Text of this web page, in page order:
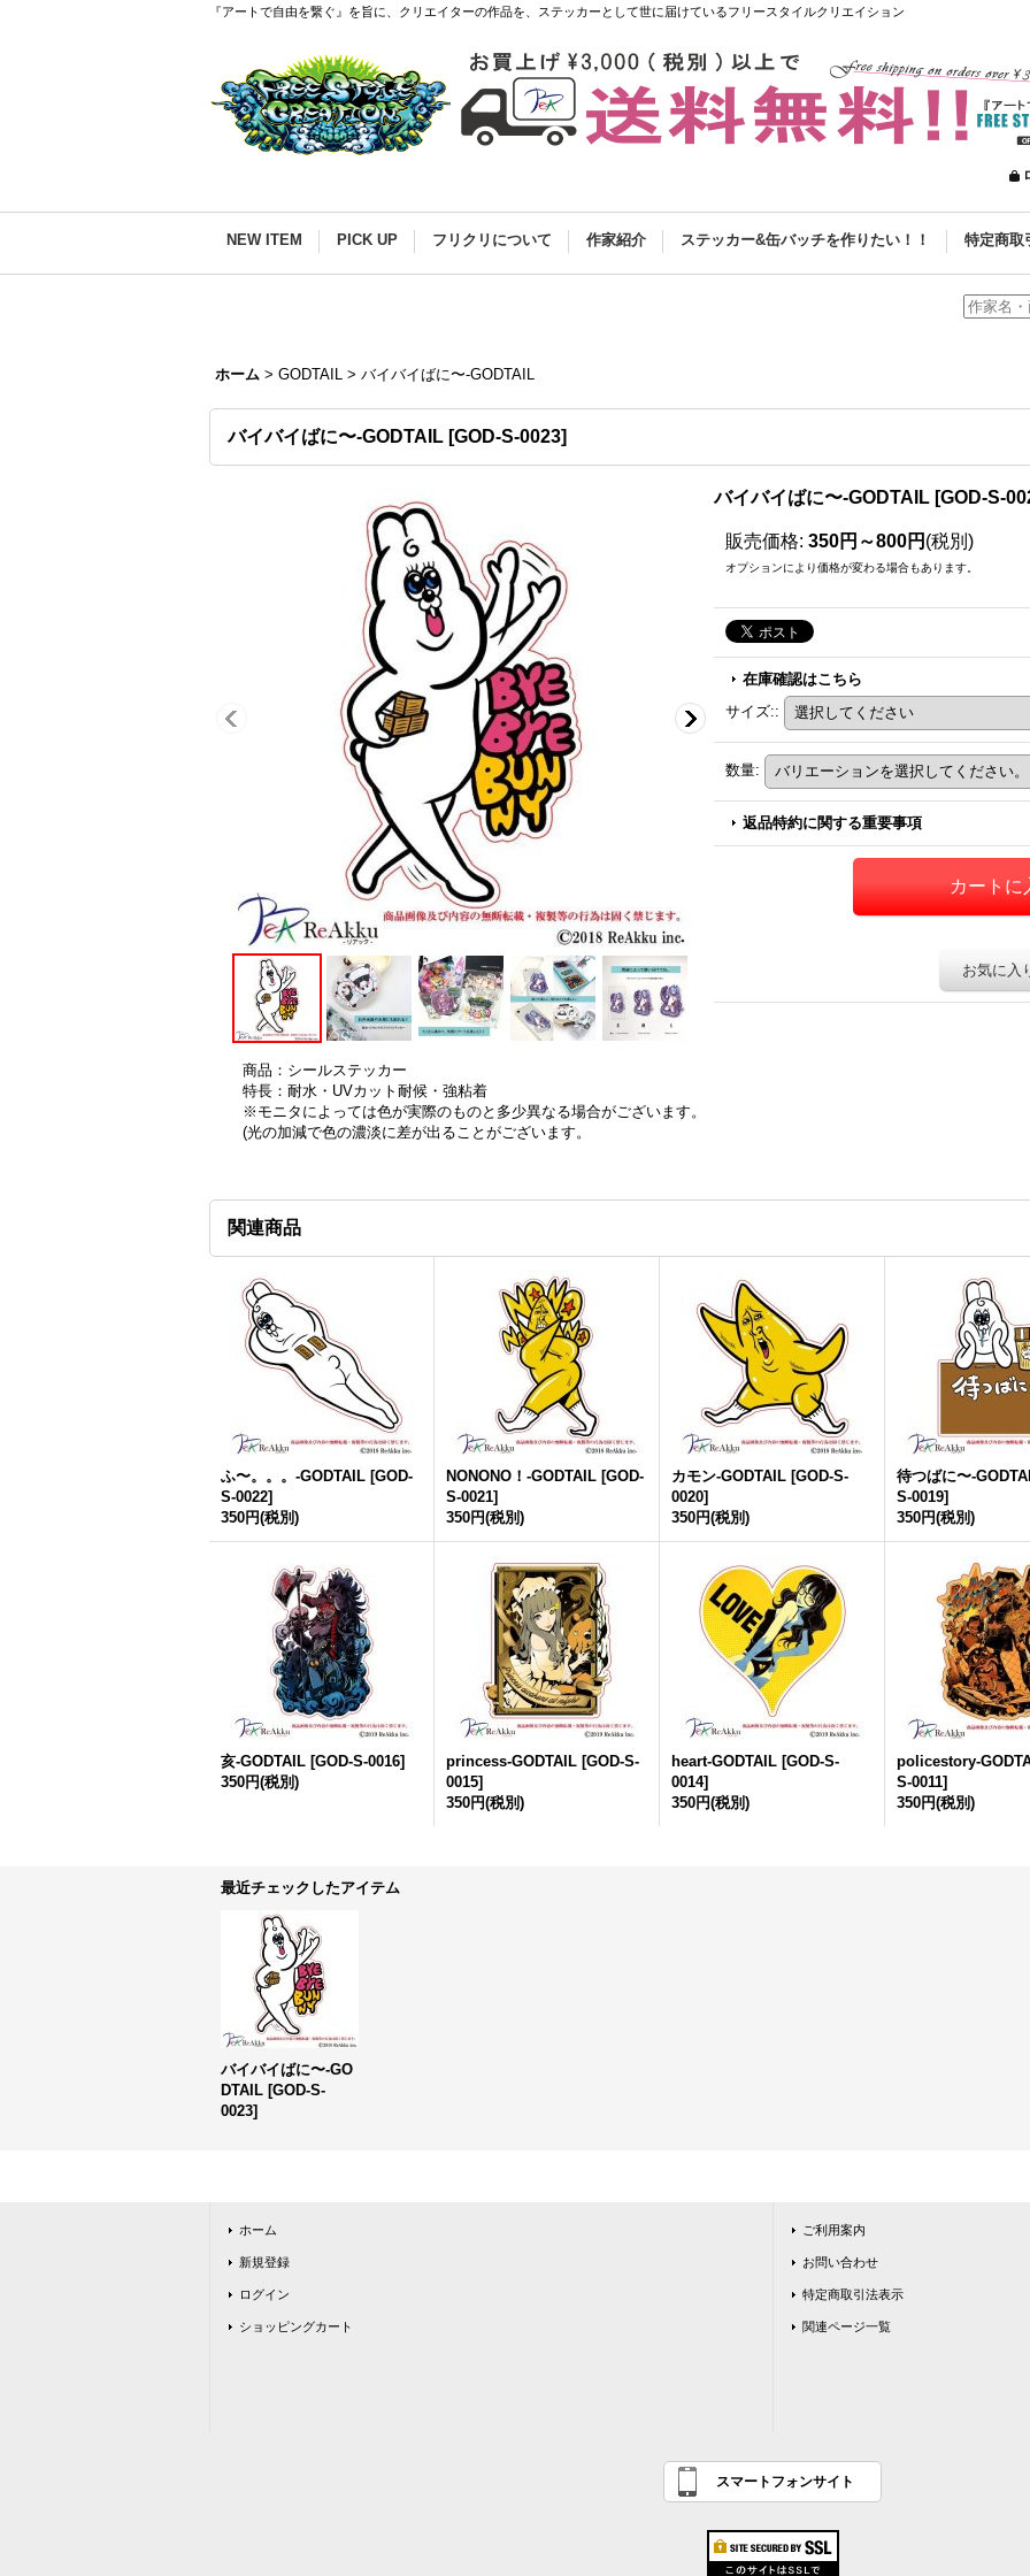
『アートで自由を繋ぐ』を旨に、クリエイターの作品を、ステッカーとして世に届けているフリースタイルクリエイション
NEW ITEM PICK UP フリクリについて 作家紹介 ステッカー&缶バッチを作りたい！！ 特定商取
ホーム > GODTAIL > バイバイばに〜-GODTAIL
バイバイばに〜-GODTAIL [GOD-S-0023]
バイバイばに〜-GODTAIL [GOD-S-
販売価格: 350円～800円 (税別)
オプションにより価格が変わる場合もあります。
在庫確認はこちら
サイズ::
数量:
返品特約に関する重要事項
お気に入
商品：シールステッカー
特長：耐水・UVカット耐候・強粘着
※モニタによっては色が実際のものと多少異なる場合がございます。
(光の加減で色の濃淡に差が出ることがございます。
関連商品
ふ〜。。。-GODTAIL [GOD-
S-0022]
350円(税別)
NONONO！-GODTAIL [GOD-
S-0021]
350円(税別)
カモン-GODTAIL [GOD-S-
0020]
350円(税別)
待つばに〜-
S-0019]
350円(税別)
亥-GODTAIL [GOD-S-0016]
350円(税別)
princess-GODTAIL [GOD-S-
0015]
350円(税別)
heart-GODTAIL [GOD-S-
0014]
350円(税別)
policestory-
S-0011]
350円(税別)
最近チェックしたアイテム
バイバイばに〜-GO
DTAIL [GOD-S-
0023]
ホーム
新規登録
ログイン
ショッピングカート
ご利用案内
お問い合わせ
特定商取引法表示
関連ページ一覧
スマートフォンサイト